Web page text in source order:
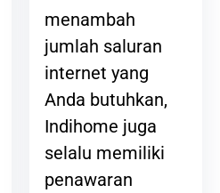
menambah
jumlah saluran
internet yang
Anda butuhkan,
Indihome juga
selalu memiliki
penawaran